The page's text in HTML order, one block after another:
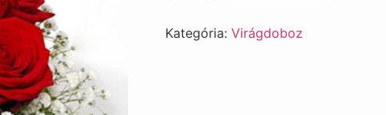
Kategória: Virágdoboz